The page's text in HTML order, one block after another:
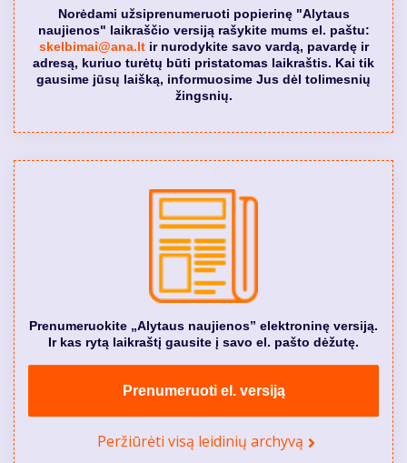
Norėdami užsiprenumeruoti popierinę "Alytaus
naujienos" laikraščio versiją rašykite mums el. paštu:
skelbimai@ana.ltir nurodykite savo vardą, pavardę ir
adresą, kuriuo turėtų būti pristatomas laikraštis. Kai tik
gausime jūsų laišką, informuosime Jus dėl tolimesnių
žingsnių.
Prenumeruokite „Alytaus naujienos” elektroninę versiją.
Ir kas rytą laikraštį gausite į savo el. pašto dėžutę.
Prenumeruoti el. versiją
Peržiūrėti visą leidinių archyvą